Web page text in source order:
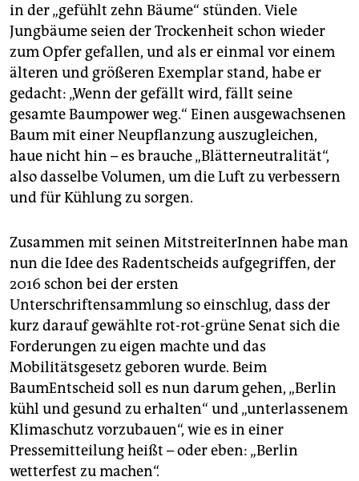
in der „gefühlt zehn Bäume“ stünden. Viele
Jungbäume seien der Trockenheit schon wieder
zum Opfer gefallen, und als er einmal vor einem
älteren und größeren Exemplar stand, habe er
gedacht: „Wenn der gefällt wird, fällt seine
gesamte Baumpower weg.“ Einen ausgewachsenen
Baum mit einer Neupflanzung auszugleichen,
haue nicht hin – es brauche „Blätterneutralität“,
also dasselbe Volumen, um die Luft zu verbessern
und für Kühlung zu sorgen.
Zusammen mit seinen MitstreiterInnen habe man
nun die Idee des Radentscheids aufgegriffen, der
2016 schon bei der ersten
Unterschriftensammlung so einschlug, dass der
kurz darauf gewählte rot-rot-grüne Senat sich die
Forderungen zu eigen machte und das
Mobilitätsgesetz geboren wurde. Beim
BaumEntscheid soll es nun darum gehen, „Berlin
kühl und gesund zu erhalten“ und „unterlassenem
Klimaschutz vorzubauen“, wie es in einer
Pressemitteilung heißt – oder eben: „Berlin
wetterfest zu machen“.